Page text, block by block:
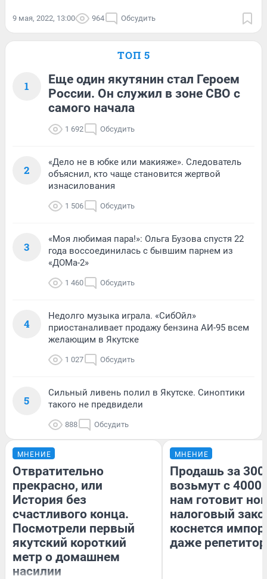
9 мая, 2022, 13:00 964 Обсудить
ТОП 5
1
Еще один якутянин стал Героем
России. Он служил в зоне СВО с
самого начала
1 692 Обсудить
2
«Дело не в юбке или макияже». Следователь
объяснил, кто чаще становится жертвой
изнасилования
1 506 Обсудить
3
«Моя любимая пара!»: Ольга Бузова спустя 22
года воссоединилась с бывшим парнем из
«ДОМа-2»
1 460 Обсудить
4
Недолго музыка играла. «СибОйл»
приостаналивает продажу бензина АИ-95 всем
желающим в Якутске
1 027 Обсудить
5
Сильный ливень полил в Якутске. Синоптики
такого не предвидели
888 Обсудить
МНЕНИЕ
Отвратительно
прекрасно, или
История без
счастливого конца.
Посмотрели первый
якутский короткий
метр о домашнем
насилии
МНЕНИЕ
Продашь за
возьмут с
нам готовит
налоговый
коснется
даже